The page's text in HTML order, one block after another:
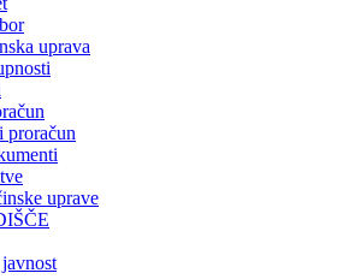
uprava
proračun
uprave